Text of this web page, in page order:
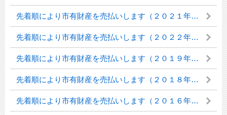
先着順により市有財産を売払いします（２０２１年度第３回一般競争入札不落物件）
先着順により市有財産を売払いします（２０２２年度第１回一般競争入札不落物件）
先着順により市有財産を売払いします（２０１９年度第２回一般競争入札不落物件）
先着順により市有財産を売払いします（２０１８年度第１回一般競争入札不落物件）
先着順により市有財産を売払いします（２０１６年度第３回一般競争入札不落物件）